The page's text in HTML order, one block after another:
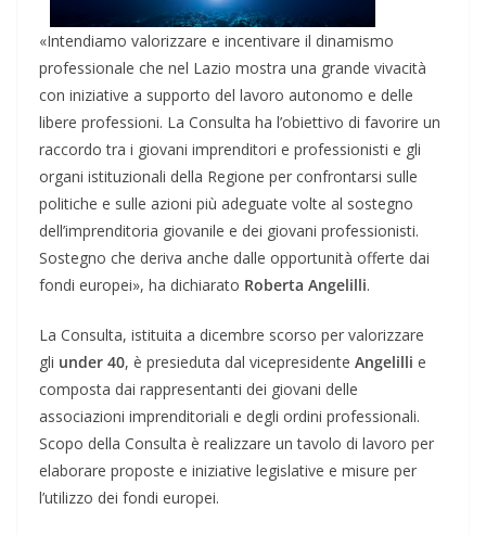
«Intendiamo valorizzare e incentivare il dinamismo
professionale che nel Lazio mostra una grande vivacità
con iniziative a supporto del lavoro autonomo e delle
libere professioni. La Consulta ha l’obiettivo di favorire un
raccordo tra i giovani imprenditori e professionisti e gli
organi istituzionali della Regione per confrontarsi sulle
politiche e sulle azioni più adeguate volte al sostegno
dell’imprenditoria giovanile e dei giovani professionisti.
Sostegno che deriva anche dalle opportunità offerte dai
fondi europei», ha dichiarato Roberta Angelilli.
La Consulta, istituita a dicembre scorso per valorizzare
gli under 40, è presieduta dal vicepresidente Angelilli e
composta dai rappresentanti dei giovani delle
associazioni imprenditoriali e degli ordini professionali.
Scopo della Consulta è realizzare un tavolo di lavoro per
elaborare proposte e iniziative legislative e misure per
l’utilizzo dei fondi europei.